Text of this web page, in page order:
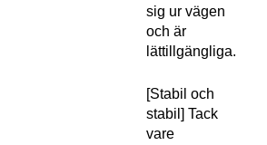
sig ur vägen
och är
lättillgängliga.
[Stabil och
stabil] Tack
vare